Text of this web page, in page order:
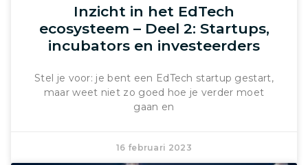
Inzicht in het EdTech
ecosysteem – Deel 2: Startups,
incubators en investeerders
Stel je voor: je bent een EdTech startup gestart,
maar weet niet zo goed hoe je verder moet
gaan en
16 februari 2023